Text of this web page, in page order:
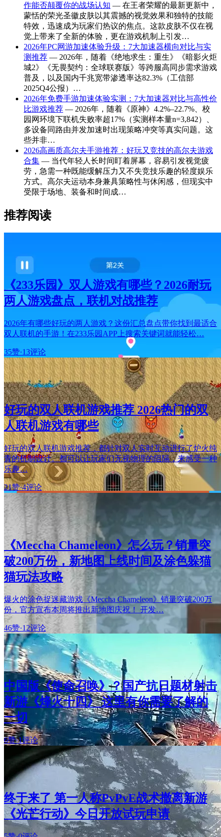
作能否颠覆你的战场认知 — 在王者荣耀的最新更新中，
蒙恬的荣光圣徽皮肤以其震撼的视觉效果和独特的技能
特效，迅速成为玩家们热议的焦点。这款皮肤不仅在视
觉上带来了全新的体验，更在游戏机制上引发…
2026年PC网游加速体验升级：7大加速器横向对比与实
测推荐 — 2026年，随着《绝地求生：重生》《暗影火炬
城2》《无畏契约：全球联赛版》等跨服高同步需求游戏
普及，以及国内千兆宽带渗透率达82.3%（工信部
2025Q4公报）…
2026年免费手游加速体验实测：7大加速器对比与高性价
比游戏推荐 — 2026年，随着《原神》4.2%–22.7%、校
园网环境下联机失败率超17%（实测样本量n=3,842）、
多设备同路由并发加速时出现策略冲突等真实问题。这
些并非…
2026高画质高尔夫手游推荐：好玩又竞技的高尔夫游戏
合集 — 当代年轻人长时间盯着屏幕，容易引发视觉疲
劳，急需一种既能缓解压力又不失竞技乐趣的轻度娱乐
方式。高尔夫运动本身兼具策略性与休闲感，但现实中
受限于场地、装备和时间成…
推荐阅读
《233乐园》双人游戏有哪些？2026耐玩
两人游戏盘点，联机对战推荐
2026年有哪些好玩的两人游戏？这份汇总盘点带你找到最适合
双人联机的手游！在233乐园APP上搜索关键词就能轻松…
35赞·13评论
好玩的双人联机游戏推荐 2026热门的双
人联机游戏有哪些
好玩的双人联机游戏推荐，都针对双人实时互动进行了炉火纯
青的机制设计。都可以让玩家们无视物理的阻隔，来感受一种
乐趣…
21赞·4评论
《Meccha Chameleon》怎么玩？销量突
破200万份，新地图上线时间及涂色躲猫
猫玩法攻略
爆火的涂色捉迷藏游戏《Meccha Chameleon》销量突破200万
份，官方宣布本周将推出新地图庆祝！ 开发…
46赞·12评论
中国版《使命召唤》？国产抗日题材射击
新游《烽火十四》 这里有你需要了解的
一切
6赞·1评论
终于来了 第一人称PvPvE战术撤离新游
《光芒行动》今日开放试玩申请